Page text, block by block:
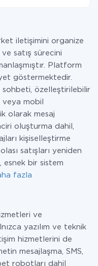
iletişimini organize
satış sürecini
Platform
göstermektedir.
sohbeti, özelleştirilebilir
mobil
olarak mesaj
oluşturma dahil,
kişiselleştirme
satışları yeniden
esnek bir sistem
fazla
ve
yazılım ve teknik
hizmetlerini de
mesajlaşma, SMS,
robotları dahil